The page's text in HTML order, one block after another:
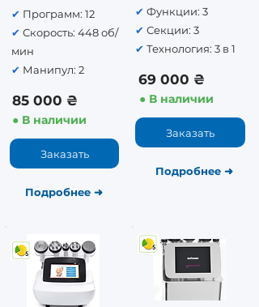
✔ Программ: 12
✔ Скорость: 448 об/
мин
✔ Манипул: 2
85 000 ₴
● В наличии
Заказать
Подробнее​ ➜
✔ Функции: 3
✔ Секции: 3
✔ Технология: 3 в 1
69 000 ₴
● В наличии
Заказать
Подробнее ➜